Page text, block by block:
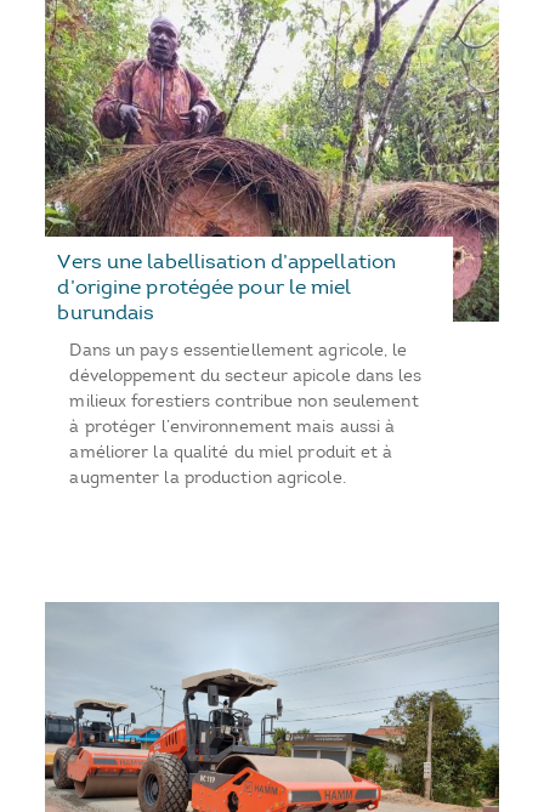
Vers une labellisation d’appellation
d’origine protégée pour le miel
burundais
Dans un pays essentiellement agricole, le
développement du secteur apicole dans les
milieux forestiers contribue non seulement
à protéger l’environnement mais aussi à
améliorer la qualité du miel produit et à
augmenter la production agricole.